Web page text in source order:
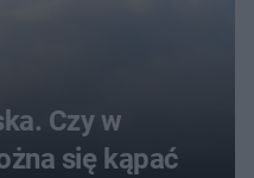
Czy w
się kąpać